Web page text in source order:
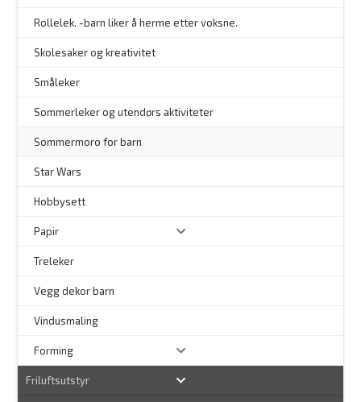
Rollelek. -barn liker å herme etter voksne.
Skolesaker og kreativitet
Småleker
Sommerleker og utendørs aktiviteter
Sommermoro for barn
Star Wars
Hobbysett
Papir
Treleker
Vegg dekor barn
Vindusmaling
Forming
Friluftsutstyr